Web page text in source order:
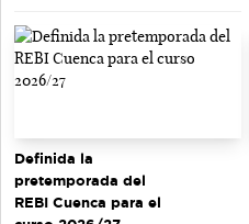
Definida la
pretemporada del
REBI Cuenca para el